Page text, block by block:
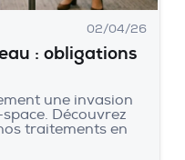
02/04/26
: obligations
une invasion
Découvrez
traitements en